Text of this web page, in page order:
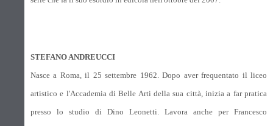
STEFANO ANDREUCCI
Nasce a Roma, il 25 settembre 1962. Dopo aver frequentato il liceo
artistico e l'Accademia di Belle Arti della sua città, inizia a far pratica
presso lo studio di Dino Leonetti. Lavora anche per Francesco